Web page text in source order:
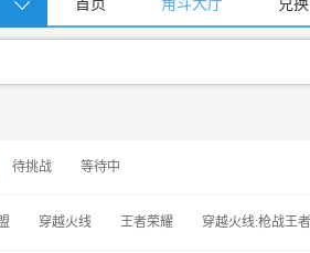
首页 角斗大厅 兑
待挑战 等待中
穿越火线 王者荣耀 穿越火线:枪战王者